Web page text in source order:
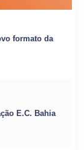
formato da
E.C. Bahia